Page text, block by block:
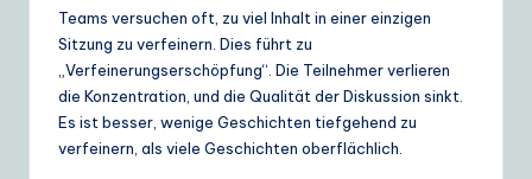
Teams versuchen oft, zu viel Inhalt in einer einzigen
Sitzung zu verfeinern. Dies führt zu
„Verfeinerungserschöpfung“. Die Teilnehmer verlieren
die Konzentration, und die Qualität der Diskussion sinkt.
Es ist besser, wenige Geschichten tiefgehend zu
verfeinern, als viele Geschichten oberflächlich.